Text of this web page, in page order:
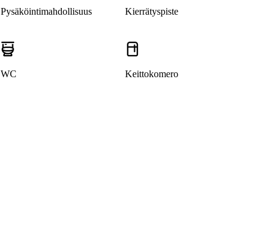
Pysäköintimahdollisuus Kierrätyspiste
WC Keittokomero